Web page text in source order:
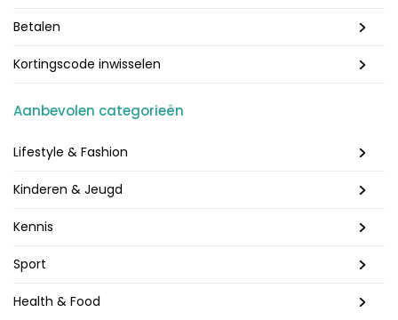
Betalen
Kortingscode inwisselen
Aanbevolen categorieën
Lifestyle & Fashion
Kinderen & Jeugd
Kennis
Sport
Health & Food